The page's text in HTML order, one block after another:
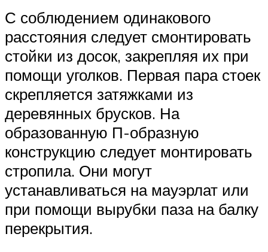
С соблюдением одинакового
расстояния следует смонтировать
стойки из досок, закрепляя их при
помощи уголков. Первая пара стоек
скрепляется затяжками из
деревянных брусков. На
образованную П-образную
конструкцию следует монтировать
стропила. Они могут
устанавливаться на мауэрлат или
при помощи вырубки паза на балку
перекрытия.